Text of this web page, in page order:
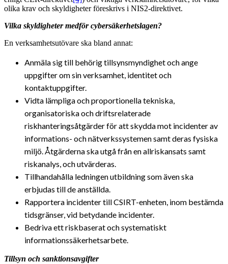
olika krav och skyldigheter föreskrivs i NIS2-direktivet.
Vilka skyldigheter medför cybersäkerhetslagen?
En verksamhetsutövare ska bland annat:
Anmäla sig till behörig tillsynsmyndighet och ange
uppgifter om sin verksamhet, identitet och
kontaktuppgifter.
Vidta lämpliga och proportionella tekniska,
organisatoriska och driftsrelaterade
riskhanteringsåtgärder för att skydda mot incidenter av
informations- och nätverkssystemen samt deras fysiska
miljö. Åtgärderna ska utgå från en allriskansats samt
riskanalys, och utvärderas.
Tillhandahålla ledningen utbildning som även ska
erbjudas till de anställda.
Rapportera incidenter till CSIRT-enheten, inom bestämda
tidsgränser, vid betydande incidenter.
Bedriva ett riskbaserat och systematiskt
informationssäkerhetsarbete.
Tillsyn och sanktionsavgifter